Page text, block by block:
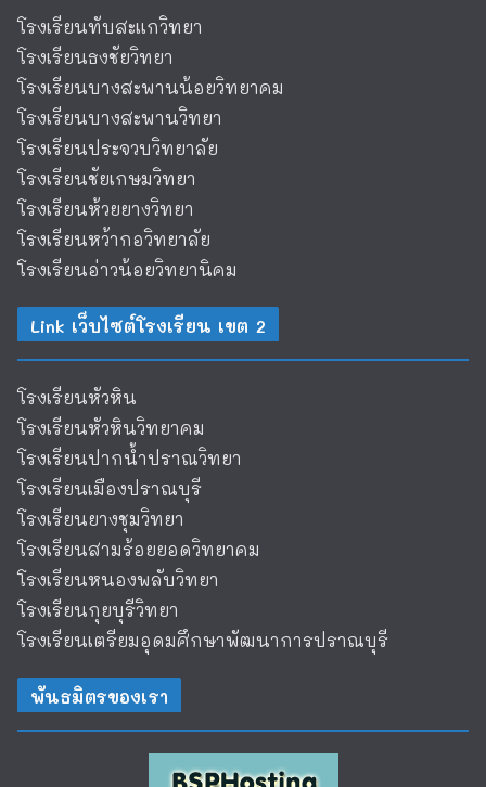
โรงเรียนทับสะแกวิทยา
โรงเรียนธงชัยวิทยา
โรงเรียนบางสะพานน้อยวิทยาคม
โรงเรียนบางสะพานวิทยา
โรงเรียนประจวบวิทยาลัย
โรงเรียนชัยเกษมวิทยา
โรงเรียนห้วยยางวิทยา
โรงเรียนหว้ากอวิทยาลัย
โรงเรียนอ่าวน้อยวิทยานิคม
Link เว็บไซต์โรงเรียน เขต 2
โรงเรียนหัวหิน
โรงเรียนหัวหินวิทยาคม
โรงเรียนปากน้ำปราณวิทยา
โรงเรียนเมืองปราณบุรี
โรงเรียนยางชุมวิทยา
โรงเรียนสามร้อยยอดวิทยาคม
โรงเรียนหนองพลับวิทยา
โรงเรียนกุยบุรีวิทยา
โรงเรียนเตรียมอุดมศึกษาพัฒนาการปราณบุรี
พันธมิตรของเรา